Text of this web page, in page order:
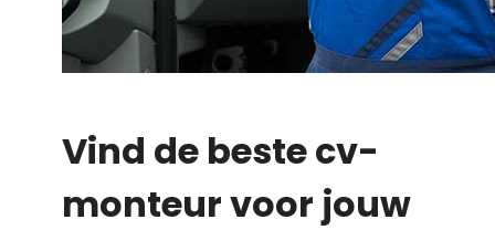
Vind de beste cv-
monteur voor jouw